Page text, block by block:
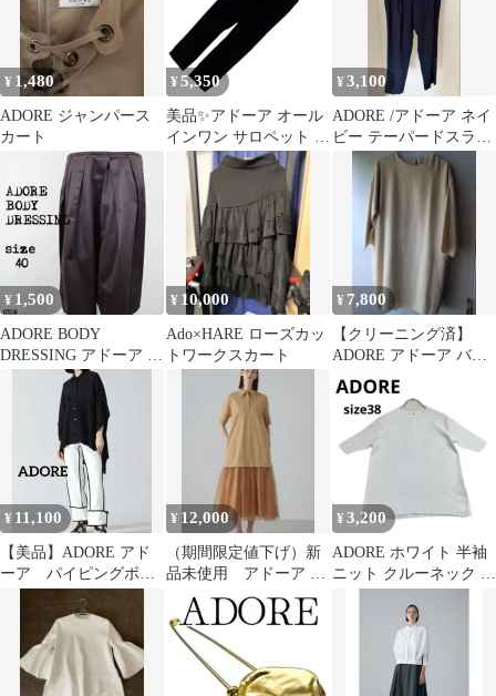
¥ 1,480
ADORE ジャンパース
カート
¥ 5,350
美品✨アドーア オール
インワン サロペット ブ
ラック トリアセテー
ト 人気完売品
¥3,100
ADORE /アドーア ネイ
ビー テーパードスラッ
クス 裾スリット
¥ 1,500
ADORE BODY
DRESSING アドーア ワ
イドスカート 40 0928
¥ 10,000
Ado×HARE ローズカッ
トワークスカート
¥ 7,800
​【クリーニング済】
ADORE アドーア バッ
クドレープ ワンピース
ベージュ
¥ 11,100
【美品】ADORE アド
ーア パイピングボト
ム ホワイト×ブラッ
ク モノトーン
¥ 12,000
（期間限定値下げ）新
品未使用 アドーア メ
モリートリコットワン
ピース サイズ38
¥ 3,200
ADORE ホワイト 半袖
ニット クルーネック 春